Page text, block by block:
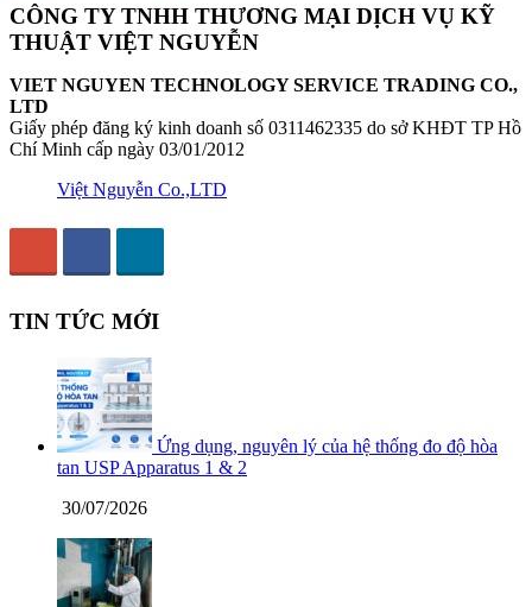
CÔNG TY TNHH THƯƠNG MẠI DỊCH VỤ KỸ
THUẬT VIỆT NGUYỄN
VIET NGUYEN TECHNOLOGY SERVICE TRADING CO.,
LTD
Giấy phép đăng ký kinh doanh số 0311462335 do sở KHĐT TP Hồ
Chí Minh cấp ngày 03/01/2012
Việt Nguyễn Co.,LTD
TIN TỨC MỚI
Ứng dụng, nguyên lý của hệ thống đo độ hòa
tan USP Apparatus 1 & 2
30/07/2026